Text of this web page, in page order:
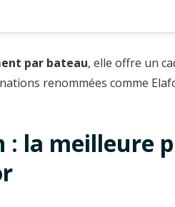
par bateau, elle offre un
renommées comme
: la meilleure